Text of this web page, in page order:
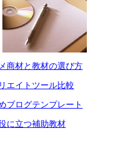
材と教材の選び方
イトツール比較
ログテンプレート
立つ補助教材